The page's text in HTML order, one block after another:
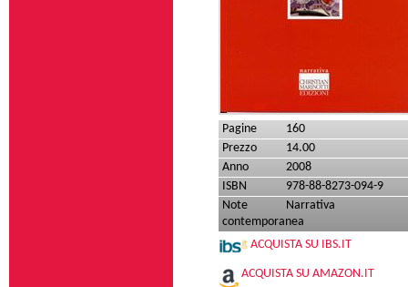
Pagine
160
Prezzo
14.00
Anno
2008
ISBN
978-88-8273-094-9
Note
Narrativa
contemporanea
ACQUISTA SU IBS.IT
ACQUISTA SU AMAZON.IT